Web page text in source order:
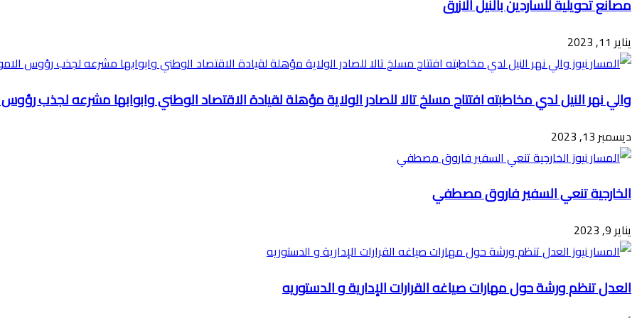
مصانع تحويلية للساردين بالنيل الازرق
يناير 11, 2023
والي نهر النيل لدي مخاطبته افتتاح مسلخ تالا للصادر الولاية مؤهلة لقيادة الاقتصاد الوطني وابوابها مشرعه لجذب رؤوس
ديسمبر 13, 2023
الخارجية تنعي السفير فاروق مصطفي
يناير 9, 2023
العدل تنظم ورشة حول مهارات صياغه القرارات الإدارية و الدستوريه